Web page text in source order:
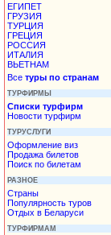
ЕГИПЕТ
ГРУЗИЯ
ТУРЦИЯ
ГРЕЦИЯ
РОССИЯ
ИТАЛИЯ
ВЬЕТНАМ
Все туры по странам
ТУРФИРМЫ
Списки турфирм
Новости турфирм
ТУРУСЛУГИ
Оформление виз
Продажа билетов
Поиск по билетам
РАЗНОЕ
Страны
Популярность туров
Отдых в Беларуси
ТУРФИРМАМ